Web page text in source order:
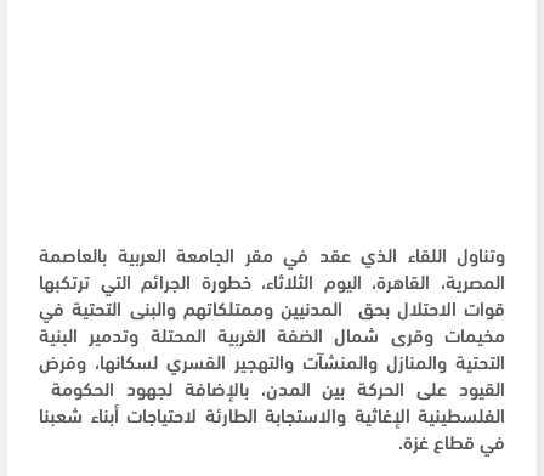
وتناول اللقاء الذي عقد في مقر الجامعة العربية بالعاصمة
المصرية، القاهرة، اليوم الثلاثاء، خطورة الجرائم التي ترتكبها
قوات الاحتلال بحق المدنيين وممتلكاتهم والبنى التحتية في
مخيمات وقرى شمال الضفة الغربية المحتلة وتدمير البنية
التحتية والمنازل والمنشآت والتهجير القسري لسكانها، وفرض
القيود على الحركة بين المدن، بالإضافة لجهود الحكومة
الفلسطينية الإغاثية والاستجابة الطارئة لاحتياجات أبناء شعبنا
في قطاع غزة.